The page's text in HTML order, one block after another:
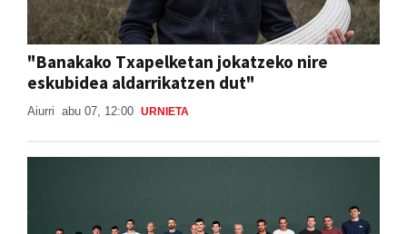
"Banakako Txapelketan jokatzeko nire
eskubidea aldarrikatzen dut"
Aiurri abu 07, 12:00 URNIETA